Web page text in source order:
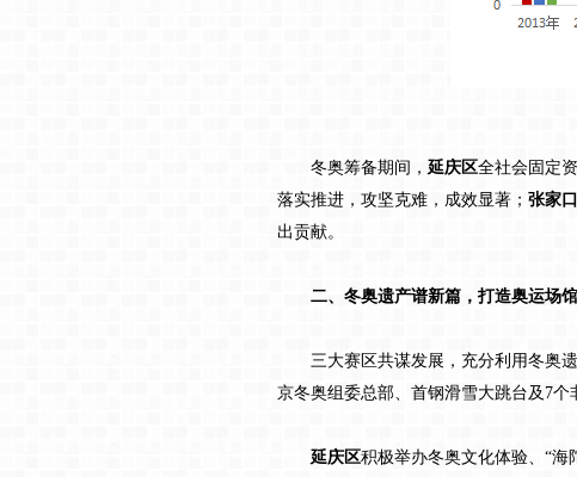
冬奥筹备期间， 延庆区全社会固定
落实推进，攻坚克难，成效显著； 张家
出贡献。
二、冬奥遗产谱新篇，打造奥运场
三大赛区共谋发展，充分利用冬奥遗
京冬奥组委总部、首钢滑雪大跳台及7
延庆区积极举办冬奥文化体验、“海